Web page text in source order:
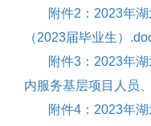
附件2：2023年
（2023届毕业生）
附件3：2023年
内服务基层项目人员
附件4：2023年